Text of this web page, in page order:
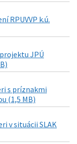
RPUVVP k.ú.
JPÚ
s príznakmi
(1,5 MB)
v situácii SLAK